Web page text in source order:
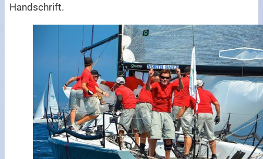
Handschrift.